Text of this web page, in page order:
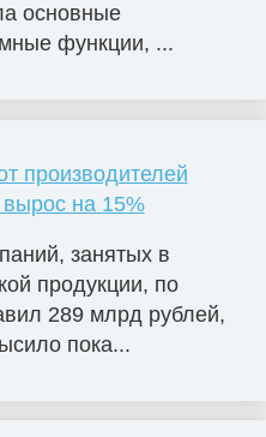
основные
функции, ...
производителей
на 15%
занятых в
продукции, по
289 млрд рублей,
пока...